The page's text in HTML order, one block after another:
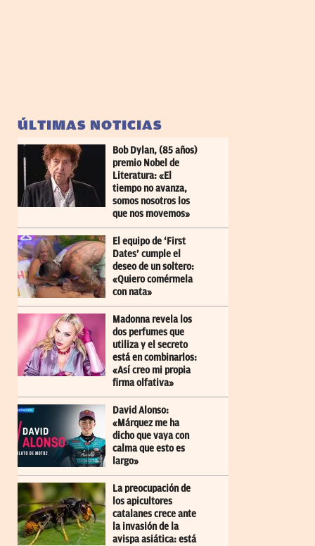
ÚLTIMAS NOTICIAS
Bob Dylan, (85 años)
premio Nobel de
Literatura: «El
tiempo no avanza,
somos nosotros los
que nos movemos»
El equipo de ‘First
Dates’ cumple el
deseo de un soltero:
«Quiero comérmela
con nata»
Madonna revela los
dos perfumes que
utiliza y el secreto
está en combinarlos:
«Así creo mi propia
firma olfativa»
David Alonso:
«Márquez me ha
dicho que vaya con
calma que esto es
largo»
La preocupación de
los apicultores
catalanes crece ante
la invasión de la
avispa asiática: está